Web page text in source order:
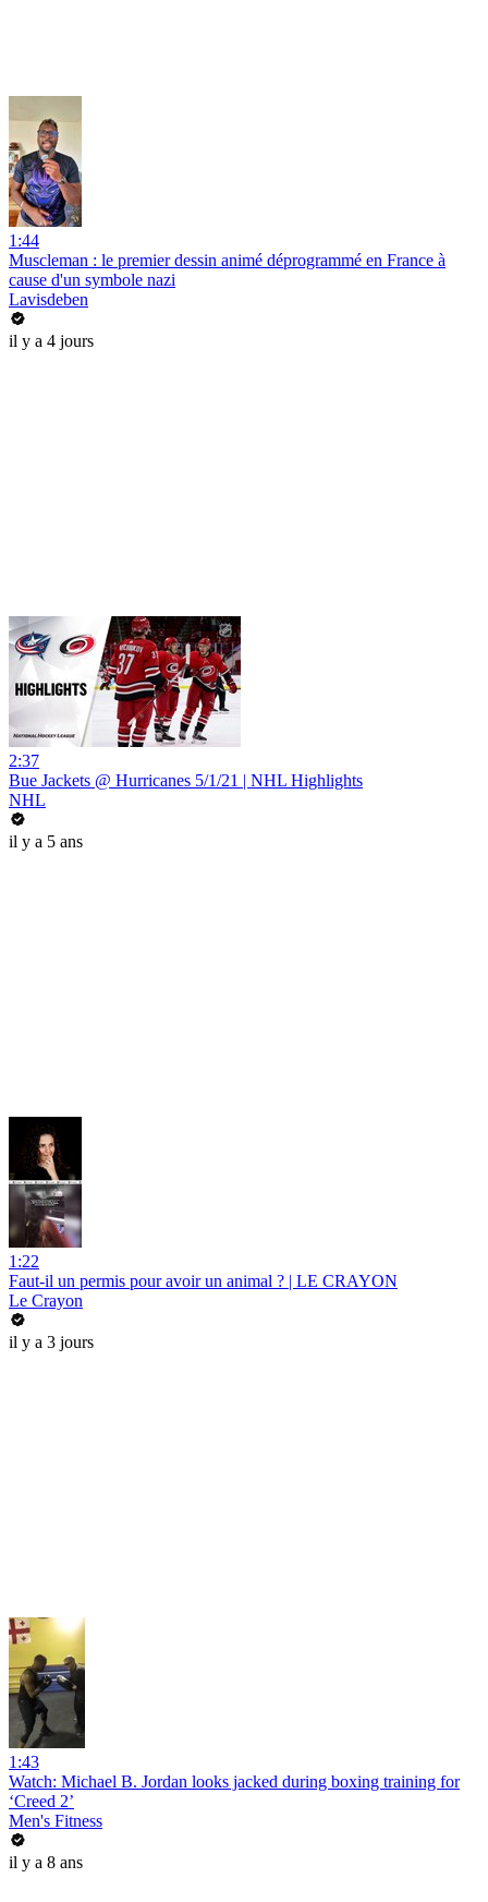
1:44
Muscleman : le premier dessin animé déprogrammé en France à
cause d'un symbole nazi
Lavisdeben
il y a 4 jours
2:37
Bue Jackets @ Hurricanes 5/1/21 | NHL Highlights
NHL
il y a 5 ans
1:22
Faut-il un permis pour avoir un animal ? | LE CRAYON
Le Crayon
il y a 3 jours
1:43
Watch: Michael B. Jordan looks jacked during boxing training for
‘Creed 2’
Men's Fitness
il y a 8 ans